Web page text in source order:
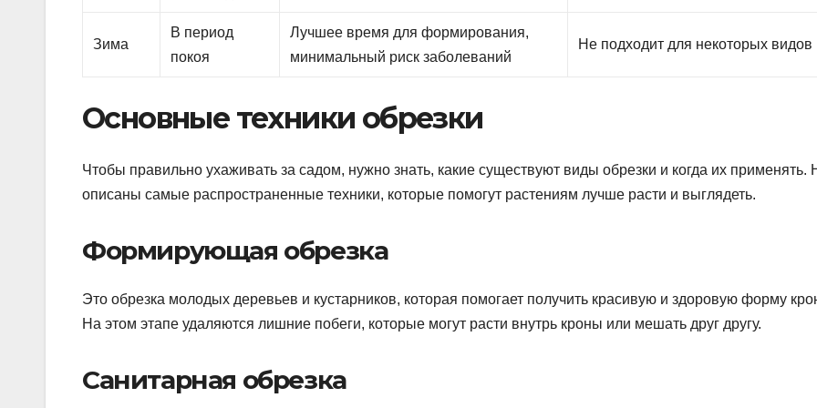
Зима
В период
покоя
Лучшее время для формирования,
минимальный риск заболеваний
Не подходит для некоторых видов
Основные техники обрезки
Чтобы правильно ухаживать за садом, нужно знать, какие существуют виды обрезки и когда их применять.
описаны самые распространенные техники, которые помогут растениям лучше расти и выглядеть.
Формирующая обрезка
Это обрезка молодых деревьев и кустарников, которая помогает получить красивую и здоровую форму
На этом этапе удаляются лишние побеги, которые могут расти внутрь кроны или мешать друг другу.
Санитарная обрезка